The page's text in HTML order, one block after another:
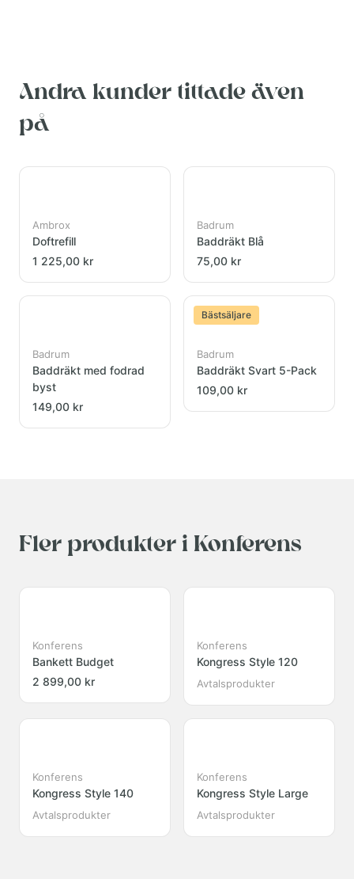
Andra kunder tittade även
på
Ambrox
Doftrefill
1 225,00 kr
Badrum
Baddräkt Blå
75,00 kr
Badrum
Baddräkt med fodrad
byst
149,00 kr
Bästsäljare
Badrum
Baddräkt Svart 5-Pack
109,00 kr
Fler produkter i Konferens
Konferens
Bankett Budget
2 899,00 kr
Konferens
Kongress Style 120
Avtalsprodukter
Konferens
Kongress Style 140
Avtalsprodukter
Konferens
Kongress Style Large
Avtalsprodukter